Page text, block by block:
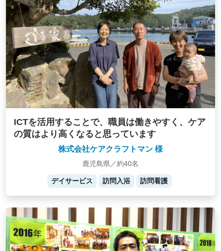
ICTを活用することで、職員は働きやすく、ケア
の質はより高くなると思っています
株式会社ケアクラフトマン 様
鹿児島県／約40名
デイサービス 訪問入浴 訪問看護